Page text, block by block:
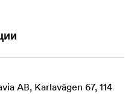
AB, Karlavägen 67, 114